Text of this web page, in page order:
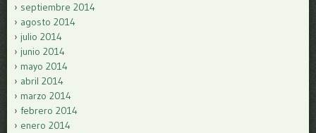
septiembre 2014
agosto 2014
julio 2014
junio 2014
mayo 2014
abril 2014
marzo 2014
febrero 2014
enero 2014